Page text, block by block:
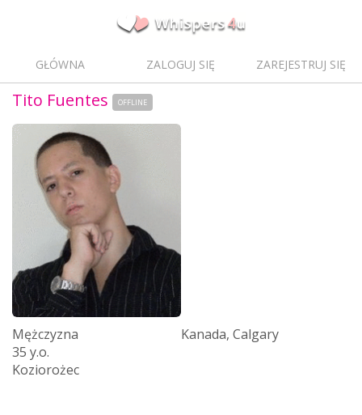
GŁÓWNA ZALOGUJ SIĘ ZAREJESTRUJ SIĘ
Tito Fuentes OFFLINE
Mężczyzna
35 y.o.
Koziorożec
Kanada, Calgary